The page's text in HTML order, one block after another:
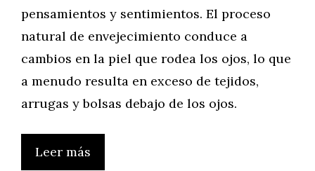
pensamientos y sentimientos. El proceso
natural de envejecimiento conduce a
cambios en la piel que rodea los ojos, lo que
a menudo resulta en exceso de tejidos,
arrugas y bolsas debajo de los ojos.
Leer más